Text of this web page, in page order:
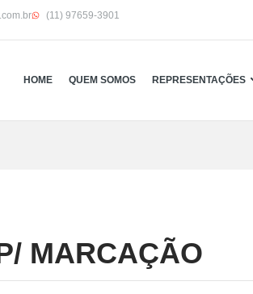
(11) 97659-3901
HOME QUEM SOMOS REPRESENTAÇÕES
MARCAÇÃO